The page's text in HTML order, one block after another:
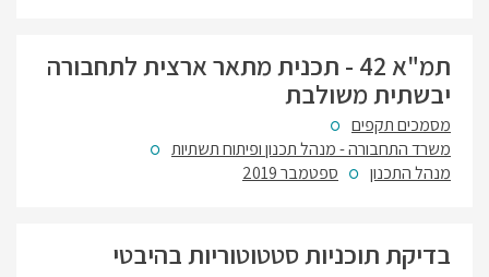
תמ"א 42 - תכנית מתאר ארצית לתחבורה
יבשתית משולבת
מסמכים תקפים
משרד התחבורה - מנהל תכנון ופיתוח תשתיות
מנהל התכנון
ספטמבר 2019
בדיקת תוכניות סטטוטוריות בהיבטי